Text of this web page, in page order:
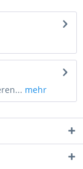
mehr